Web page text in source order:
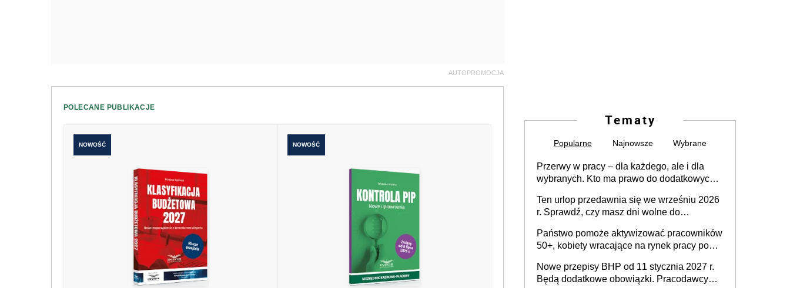
AUTOPROMOCJA
POLECANE PUBLIKACJE
NOWOŚĆ NOWOŚĆ
Tematy
Popularne Najnowsze Wybrane
Przerwy w pracy – dla każdego, ale i dla
wybranych. Kto ma prawo do dodatkowych
Ten urlop przedawnia się we wrześniu 2026
r. Sprawdź, czy masz dni wolne do
Państwo pomoże aktywizować pracowników
50+, kobiety wracające na rynek pracy po
osoby neuroatypowe. Powstanie Fundusz
na rzecz Inkluzywności w Zatrudnianiu?
Nowe przepisy BHP od 11 stycznia 2027 r.
Będą dodatkowe obowiązki. Pracodawcy